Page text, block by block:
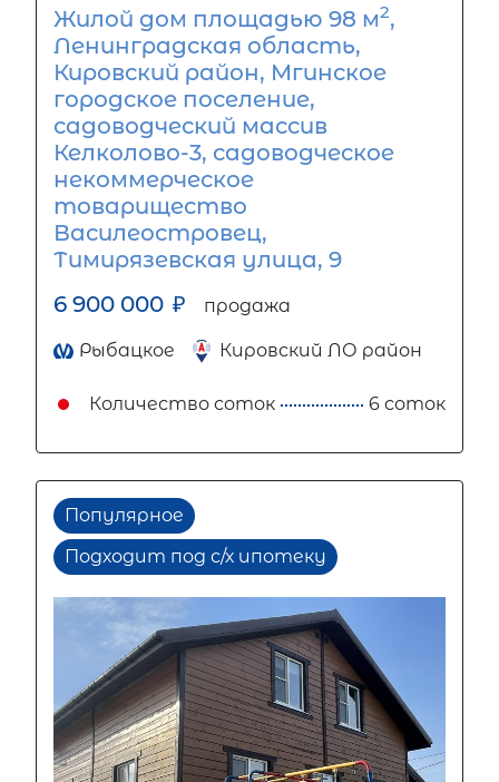
Жилой дом площадью 98 м2,
Ленинградская область,
Кировский район, Мгинское
городское поселение,
садоводческий массив
Келколово-3, садоводческое
некоммерческое
товарищество
Василеостровец,
Тимирязевская улица, 9
6 900 000 ₽ продажа
Рыбацкое Кировский ЛО район
Количество соток 6 соток
Популярное
Подходит под с/х ипотеку